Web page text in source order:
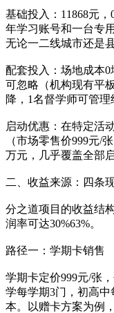
基础投入：11868元
年学习账号和一台专
无论一二线城市还是
配套投入：场地成本
可忽略（机构现有平
降，1名督学师可管理
启动优惠：在特定活
（市场零售价999元/
万元，几乎覆盖全部
二、收益来源：四条
分之道项目的收益结
润率可达30%63%。
路径一：学期卡销售
学期卡定价999元/张
学每学期3门，初高中
本。以赠卡方案为例